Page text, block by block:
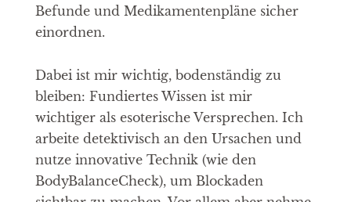
Befunde und Medikamentenpläne sicher
einordnen.
Dabei ist mir wichtig, bodenständig zu
bleiben: Fundiertes Wissen ist mir
wichtiger als esoterische Versprechen. Ich
arbeite detektivisch an den Ursachen und
nutze innovative Technik (wie den
BodyBalanceCheck), um Blockaden